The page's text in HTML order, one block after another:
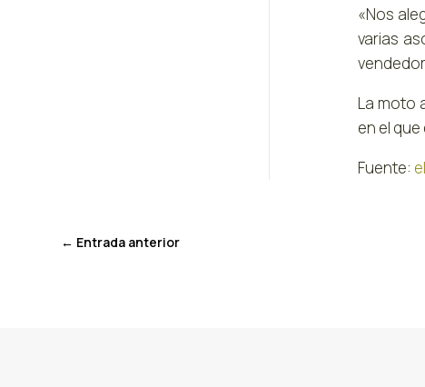
«Nos
varias
La moto
en el
Fuente:
← Entrada anterior